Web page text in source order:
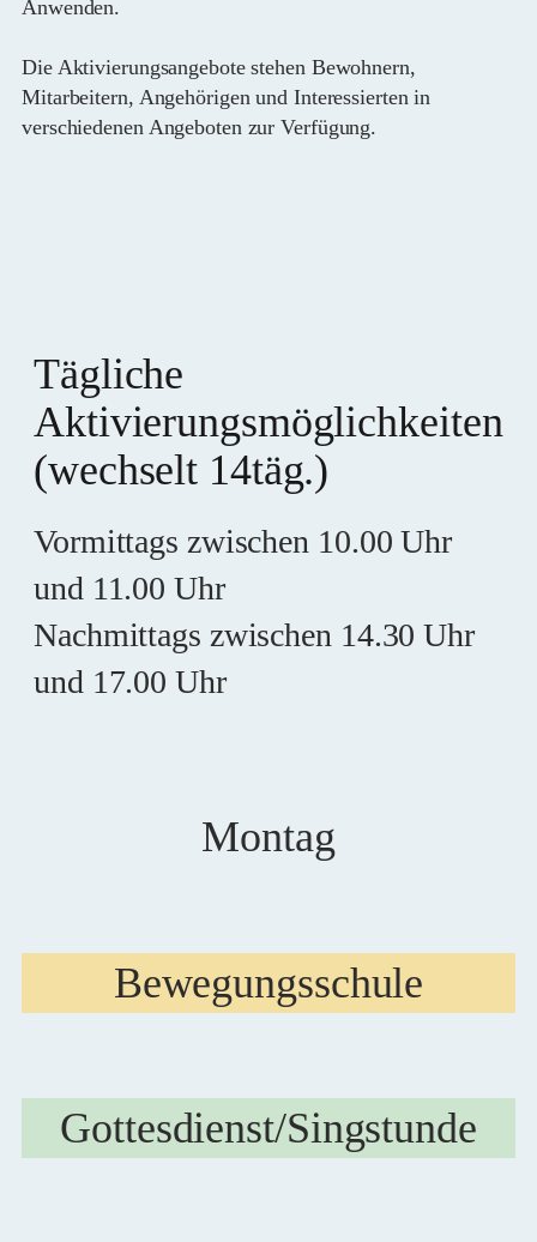
Anwenden.
Die Aktivierungsangebote stehen Bewohnern,
Mitarbeitern, Angehörigen und Interessierten in
verschiedenen Angeboten zur Verfügung.
Tägliche
Aktivierungsmöglichkeiten
(wechselt 14täg.)
Vormittags zwischen 10.00 Uhr
und 11.00 Uhr
Nachmittags zwischen 14.30 Uhr
und 17.00 Uhr
Montag
Bewegungsschule
Gottesdienst/Singstunde